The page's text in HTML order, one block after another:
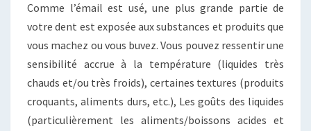
Comme l’émail est usé, une plus grande partie de
votre dent est exposée aux substances et produits que
vous machez ou vous buvez. Vous pouvez ressentir une
sensibilité accrue à la température (liquides très
chauds et/ou très froids), certaines textures (produits
croquants, aliments durs, etc.), Les goûts des liquides
(particulièrement les aliments/boissons acides et